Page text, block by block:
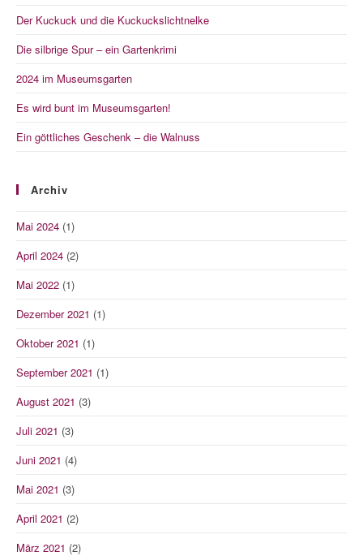
Der Kuckuck und die Kuckuckslichtnelke
Die silbrige Spur – ein Gartenkrimi
2024 im Museumsgarten
Es wird bunt im Museumsgarten!
Ein göttliches Geschenk – die Walnuss
Archiv
Mai 2024 (1)
April 2024 (2)
Mai 2022 (1)
Dezember 2021 (1)
Oktober 2021 (1)
September 2021 (1)
August 2021 (3)
Juli 2021 (3)
Juni 2021 (4)
Mai 2021 (3)
April 2021 (2)
März 2021 (2)